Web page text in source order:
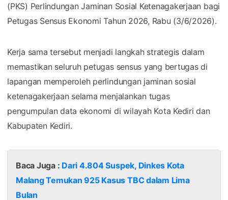
(PKS) Perlindungan Jaminan Sosial Ketenagakerjaan bagi
Petugas Sensus Ekonomi Tahun 2026, Rabu (3/6/2026).
Kerja sama tersebut menjadi langkah strategis dalam
memastikan seluruh petugas sensus yang bertugas di
lapangan memperoleh perlindungan jaminan sosial
ketenagakerjaan selama menjalankan tugas
pengumpulan data ekonomi di wilayah Kota Kediri dan
Kabupaten Kediri.
Baca Juga : Dari 4.804 Suspek, Dinkes Kota
Malang Temukan 925 Kasus TBC dalam Lima
Bulan